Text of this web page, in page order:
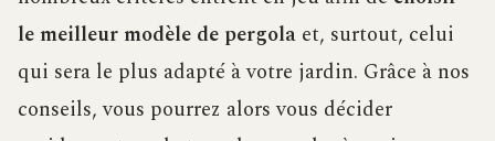
le meilleur modèle de pergola et, surtout, celui
qui sera le plus adapté à votre jardin. Grâce à nos
conseils, vous pourrez alors vous décider